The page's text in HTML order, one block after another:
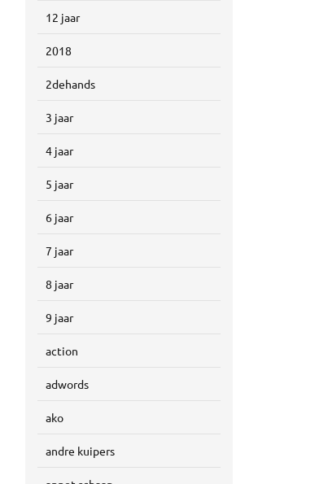
12 jaar
2018
2dehands
3 jaar
4 jaar
5 jaar
6 jaar
7 jaar
8 jaar
9 jaar
action
adwords
ako
andre kuipers